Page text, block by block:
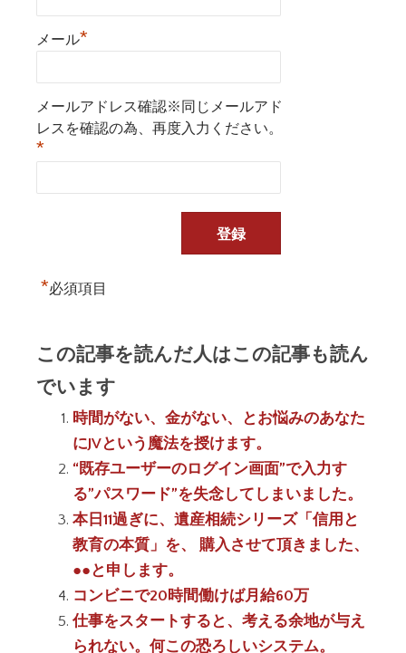
メール*
メールアドレス確認※同じメールアド
レスを確認の為、再度入力ください。
*
*必須項目
この記事を読んだ人はこの記事も読ん
でいます
時間がない、金がない、とお悩みのあなた
にJVという魔法を授けます。
“既存ユーザーのログイン画面”で入力す
る”パスワード”を失念してしまいました。
本日11過ぎに、遺産相続シリーズ「信用と
教育の本質」を、 購入させて頂きました、
●●と申します。
コンビニで20時間働けば月給60万
仕事をスタートすると、考える余地が与え
られない。何この恐ろしいシステム。